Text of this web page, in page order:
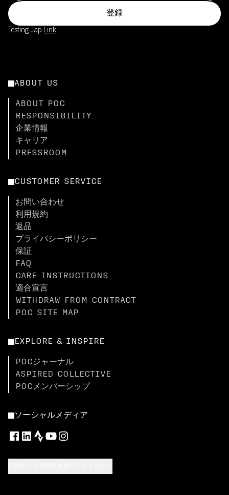
登録
Testing Jap Link
ABOUT US
ABOUT POC
RESPONSIBILITY
企業情報
キャリア
PRESSROOM
CUSTOMER SERVICE
お問い合わせ
利用規約
返品
プライバシーポリシー
保証
FAQ
CARE INSTRUCTIONS
適合宣言
WITHDRAW FROM CONTRACT
POC SITE MAP
EXPLORE & INSPIRE
POCジャーナル
ASPIRED COLLECTIVE
POCメンバーシップ
ソーシャルメディア